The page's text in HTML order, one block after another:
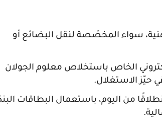
سواء المخصّصة لنقل البضائع أو
الخاص باستخلاص معلوم الجولان
حيّز الاستغلال.
من اليوم، باستعمال البطاقات